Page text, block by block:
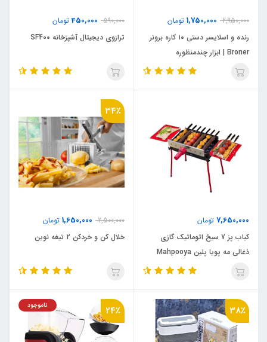
2,950,000
1,750,000 تومان
رنده و اسلایسر دستی ۱۰ کاره برونر
Broner | ابزار چندمنظوره
آماده‌سازی غذا در آشپزخانه
590,000
450,000تومان
ترازوی دیجیتال آشپزخانه SF400
7,650,000 تومان
کباب پز 7 سیخ اتوماتیک گازی
ذغالی مه پویا پلین Mahpooya
Pelin BRB-M84
34٪
2,500,000
1,650,000 تومان
خلال کن و خردکن 2 تیغه نوین
38٪ 24٪ ناموجود